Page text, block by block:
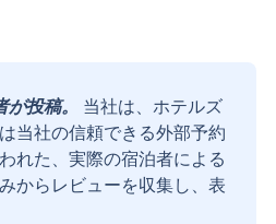
投稿。
当社は、ホテルズ
当社の信頼できる外部予約
れた、実際の宿泊者による
からレビューを収集し、表